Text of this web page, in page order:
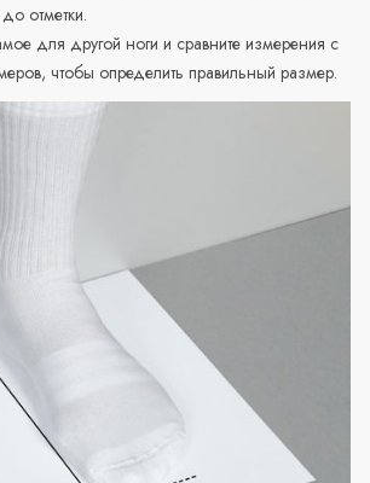
отметки.
для другой ноги и сравните измерения с
чтобы определить правильный размер.